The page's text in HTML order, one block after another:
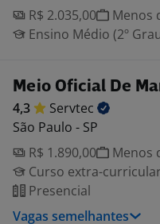
R$ 2.035,00
Menos
Ensino Médio (2º
Meio Oficial De
4,3
Servtec
São Paulo - SP
R$ 1.890,00
Menos
Curso extra-
Presencial
Vagas semelhantes